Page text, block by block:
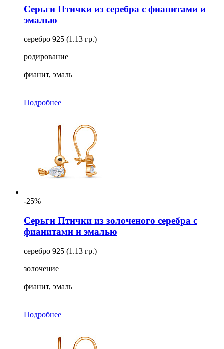
Серьги Птички из серебра с фианитами и
эмалью
серебро 925 (1.13 гр.)
родирование
фианит, эмаль
Подробнее
-25%
Серьги Птички из золоченого серебра с
фианитами и эмалью
серебро 925 (1.13 гр.)
золочение
фианит, эмаль
Подробнее